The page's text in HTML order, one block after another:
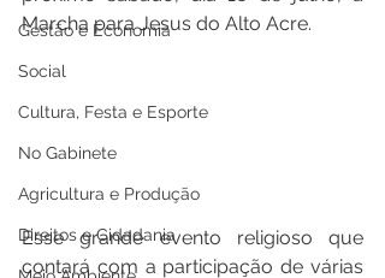
Gestão e Economia
Social
Cultura, Festa e Esporte
No Gabinete
Agricultura e Produção
Direitos e Cidadania
Marcha para Jesus do Alto Acre.
Esse grande evento religioso que
contará com a participação de várias